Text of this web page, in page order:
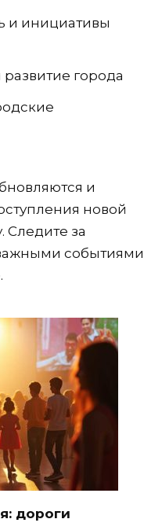
и инициативы
города
и
новой
Следите за
событиями
дороги